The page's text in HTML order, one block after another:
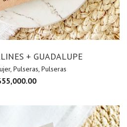
+ GUADALUPE
, Pulseras, Pulseras
55,000.00